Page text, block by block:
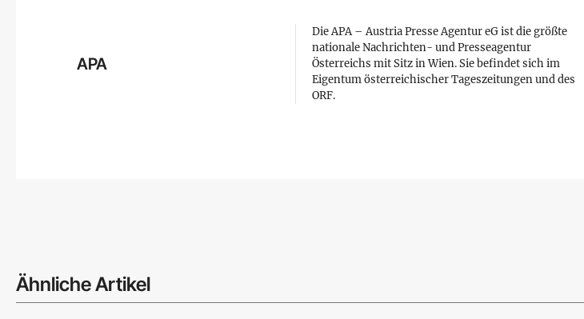
APA
Die APA – Austria Presse Agentur eG ist die größte
nationale Nachrichten- und Presseagentur
Österreichs mit Sitz in Wien. Sie befindet sich im
Eigentum österreichischer Tageszeitungen und des
ORF.
Ähnliche Artikel